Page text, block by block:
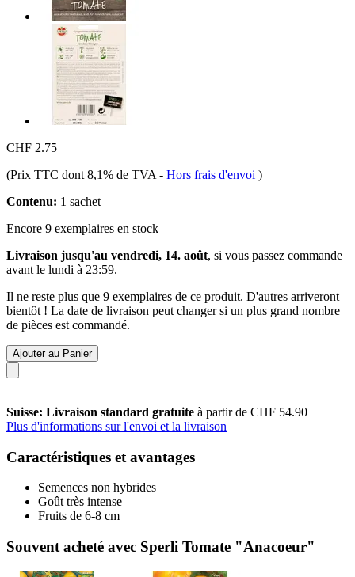
CHF 2.75
(Prix TTC dont 8,1% de TVA - Hors frais d'envoi )
Contenu: 1 sachet
Encore 9 exemplaires en stock
Livraison jusqu'au vendredi, 14. août, si vous passez commande
avant le lundi à 23:59.
Il ne reste plus que 9 exemplaires de ce produit. D'autres arriveront
bientôt ! La date de livraison peut changer si un plus grand nombre
de pièces est commandé.
Ajouter au Panier
Suisse: Livraison standard gratuite à partir de CHF 54.90
Plus d'informations sur l'envoi et la livraison
Caractéristiques et avantages
Semences non hybrides
Goût très intense
Fruits de 6-8 cm
Souvent acheté avec Sperli Tomate "Anacoeur"